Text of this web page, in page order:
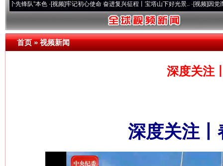
本色·[视频]牢记初心使命 奋进复兴征程丨宝塔山下好光景..·[视频]因党而生 为党
首页»视频新闻
深度关注
深度关注